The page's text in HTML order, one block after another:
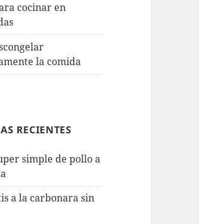
cocinar en
la comida
RECIENTES
simple de pollo a
a la carbonara sin